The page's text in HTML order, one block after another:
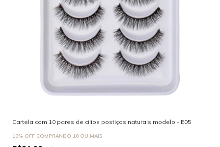
Cartela com 10 pares de cilios postiços naturais modelo - E05
10% OFF COMPRANDO 10 OU MAIS